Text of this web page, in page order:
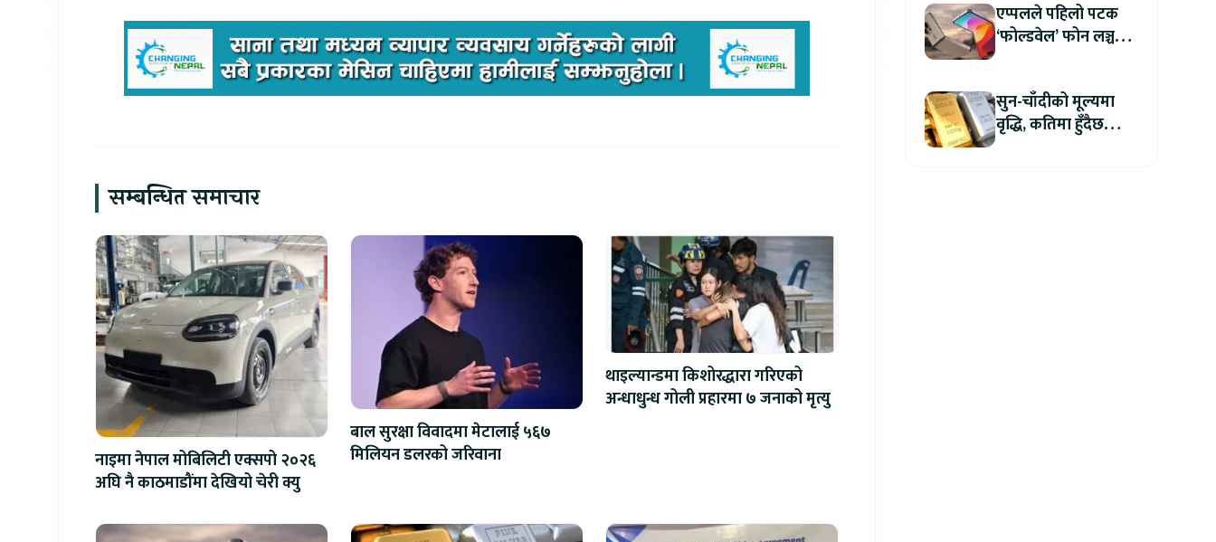
सम्बन्धित समाचार
नाइमा नेपाल मोबिलिटी एक्सपो २०२६
अघि नै काठमाडौंमा देखियो चेरी क्यु
बाल सुरक्षा विवादमा मेटालाई ५६७
मिलियन डलरको जरिवाना
थाइल्यान्डमा किशोरद्धारा गरिएको
अन्धाधुन्ध गोली प्रहारमा ७ जनाको मृत्यु
एप्पलले पहिलो पटक
‘फोल्डवेल’ फोन लञ्च
सुन-चाँदीको मूल्यमा
वृद्धि, कतिमा हुँदैछ